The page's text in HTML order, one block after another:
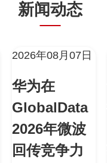
新闻动态
2026年08月07日
华为在
GlobalData
2026年微波
回传竞争力